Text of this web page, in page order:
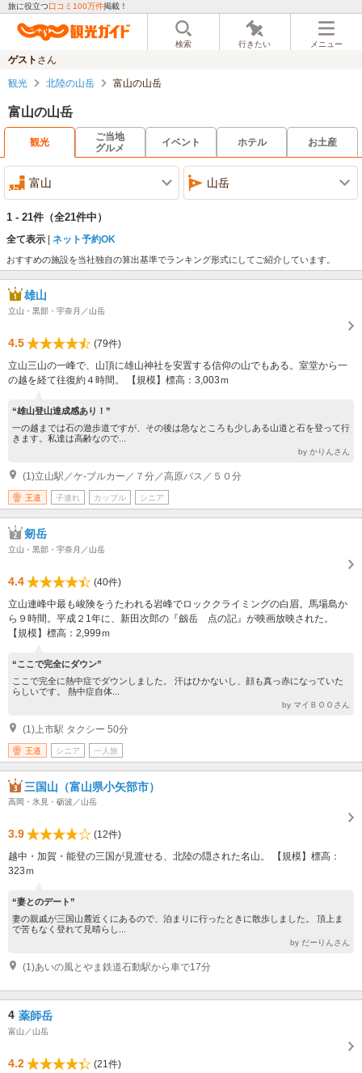
旅に役立つ口コミ100万件掲載！
検索 行きたい メニュー
ゲスト さん
観光 北陸の山岳 富山の山岳
富山の山岳
観光
ご当地
グルメ
イベント ホテル お土産
富山 山岳
1 - 21件 （全21件中）
全て表示 ネット予約OK
おすすめの施設を当社独自の算出基準でランキング形式にしてご紹介しています。
雄山
立山・黒部・宇奈月／山岳
4.5
(79件)
立山三山の一峰で、山頂に雄山神社を安置する信仰の山でもある。室堂から一
の越を経て往復約４時間。 【規模】標高：3,003ｍ
“雄山登山達成感あり！”
一の越までは石の遊歩道ですが、その後は急なところも少しある山道と石を登って行
きます。私達は高齢なので...
by かりんさん
(1)立山駅／ケ-ブルカー／７分／高原バス／５０分
王道 子連れ カップル シニア
剱岳
立山・黒部・宇奈月／山岳
4.4
(40件)
立山連峰中最も峻険をうたわれる岩峰でロッククライミングの白眉。馬場島か
ら９時間。平成２1年に、新田次郎の『劔岳 点の記』が映画放映された。
【規模】標高：2,999ｍ
“ここで完全にダウン”
ここで完全に熱中症でダウンしました。 汗はひかないし、顔も真っ赤になっていた
らしいです。 熱中症自体...
by マイＢＯＯさん
(1)上市駅 タクシー 50分
王道 シニア 一人旅
三国山（富山県小矢部市）
高岡・氷見・砺波／山岳
3.9
(12件)
越中・加賀・能登の三国が見渡せる、北陸の隠された名山。 【規模】標高：
323ｍ
“妻とのデート”
妻の親戚が三国山麓近くにあるので、泊まりに行ったときに散歩しました。 頂上ま
で苦もなく登れて見晴らし...
by だーりんさん
(1)あいの風とやま鉄道石動駅から車で17分
4 薬師岳
富山／山岳
4.2 (21件)